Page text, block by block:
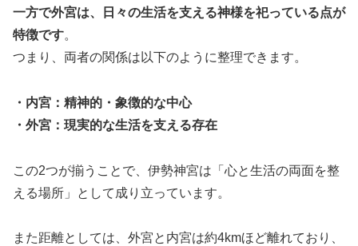
一方で外宮は、日々の生活を支える神様を祀っている点が
特徴です。
つまり、両者の関係は以下のように整理できます。
・内宮：精神的・象徴的な中心
・外宮：現実的な生活を支える存在
この2つが揃うことで、伊勢神宮は「心と生活の両面を整
える場所」として成り立っています。
また距離としては、外宮と内宮は約4kmほど離れており、